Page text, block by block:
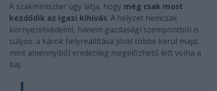
A szakminiszter úgy látja, hogy még csak most
kezdődik az igazi kihívás. A helyzet nemcsak
környezetvédelmi, hanem gazdasági szempontból is
súlyos: a károk helyreállítása jóval többe kerül majd,
mint amennyiből eredetileg megelőzhető lett volna a
baj.